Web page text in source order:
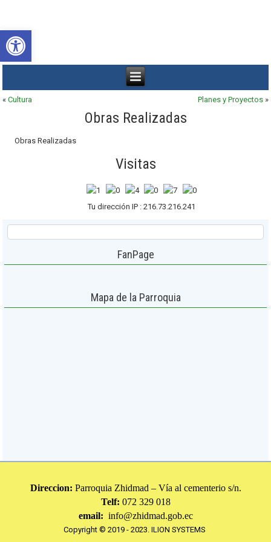
«Cultura Planes y Proyectos»
Obras Realizadas
Obras Realizadas
Visitas
Tu dirección IP : 216.73.216.241
FanPage
Mapa de la Parroquia
Direccion: Parroquia Zhidmad – Vía al cementerio s/n.
Telf: 072 329 018
email: info@zhidmad.gob.ec
Copyright © 2019 - 2023. ILION SYSTEMS
Abrir barra de herramientas